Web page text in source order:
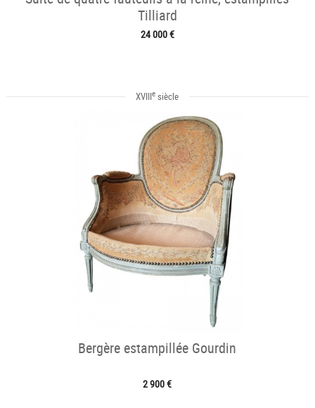
Tilliard
24 000 €
XVIIIe siècle
Bergère estampillée Gourdin
2 900 €